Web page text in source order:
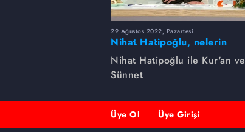
29 Ağustos 2022, Pazartesi
Nihat Hatipoğlu, nelerin
şirk olduğunu anlatıyor...
Nihat Hatipoğlu ile Kur'an ve
Sünnet
Üye Ol Üye Girişi